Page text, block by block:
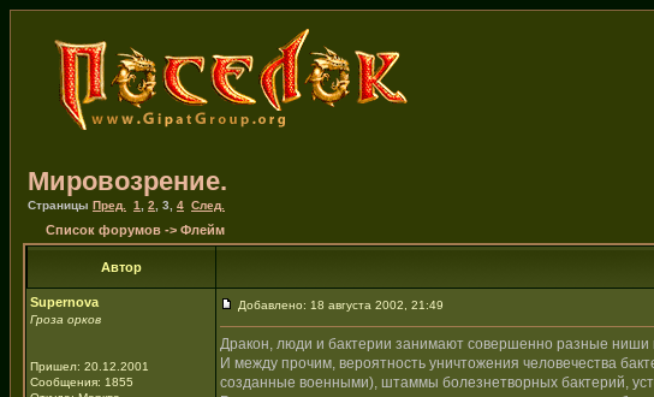
Мировозрение.
Страницы Пред. 1 2 3 4 След.
Список форумов -> Флейм
Автор
Supernova
Гроза орков
Пришел: 20.12.2001
Сообщения: 1855
Добавлено: 18 августа 2002, 21:49
Дракон, люди и бактерии занимают совершенно разные
И между прочим, вероятность уничтожения человечества
созданные военными), штаммы болезнетворных бактерий,